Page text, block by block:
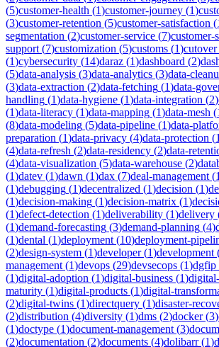
(5)customer-health (1)customer-journey (1)
(3)customer-retention (5)customer-satisfaction (
segmentation (2)customer-service (7)customer-
support (7)customization (5)customs (1)cutover
(1)cybersecurity (14)daraz (1)dashboard (2)
(5)data-analysis (3)data-analytics (3)data-
(3)data-extraction (2)data-fetching (1)data-
handling (1)data-hygiene (1)data-integration (2)
(1)data-literacy (1)data-mapping (1)data-mesh (
(8)data-modeling (5)data-pipeline (1)data-
preparation (1)data-privacy (4)data-protection (
(4)data-refresh (2)data-residency (2)data-
(4)data-visualization (5)data-warehouse (2)
(1)datev (1)dawn (1)dax (7)deal-management (1
(1)debugging (1)decentralized (1)decision (1)
(1)decision-making (1)decision-matrix (1)
(1)defect-detection (1)deliverability (1)delivery
(1)demand-forecasting (3)demand-planning (4)
(1)dental (1)deployment (10)deployment-
(2)design-system (1)developer(1)development
management (1)devops (29)devsecops (1)dgfip
(1)digital-adoption (1)digital-business (1)
maturity (1)digital-products (1)digital-
(2)digital-twins (1)directquery (1)disaster-
(2)distribution (4)diversity (1)dms (2)docker(3)
(1)doctype (1)document-management (3)
(2)documentation (2)documents (4)dolibarr(1)